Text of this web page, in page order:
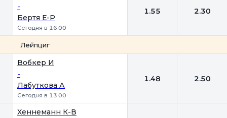
-
Бертя Е-Р
Сегодня в 16:00
1.55 2.30
Лейпциг
Вобкер И
-
Лабуткова А
Сегодня в 13:00
1.48 2.50
Хеннеманн К-В